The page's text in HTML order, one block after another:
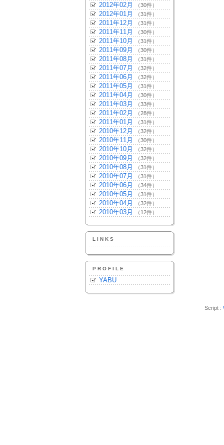
2012年02月 （30件）
2012年01月 （31件）
2011年12月 （31件）
2011年11月 （30件）
2011年10月 （31件）
2011年09月 （30件）
2011年08月 （31件）
2011年07月 （32件）
2011年06月 （32件）
2011年05月 （31件）
2011年04月 （30件）
2011年03月 （33件）
2011年02月 （28件）
2011年01月 （31件）
2010年12月 （32件）
2010年11月 （30件）
2010年10月 （32件）
2010年09月 （32件）
2010年08月 （31件）
2010年07月 （31件）
2010年06月 （34件）
2010年05月 （31件）
2010年04月 （32件）
2010年03月 （12件）
LINKS
PROFILE
YABU
Script :